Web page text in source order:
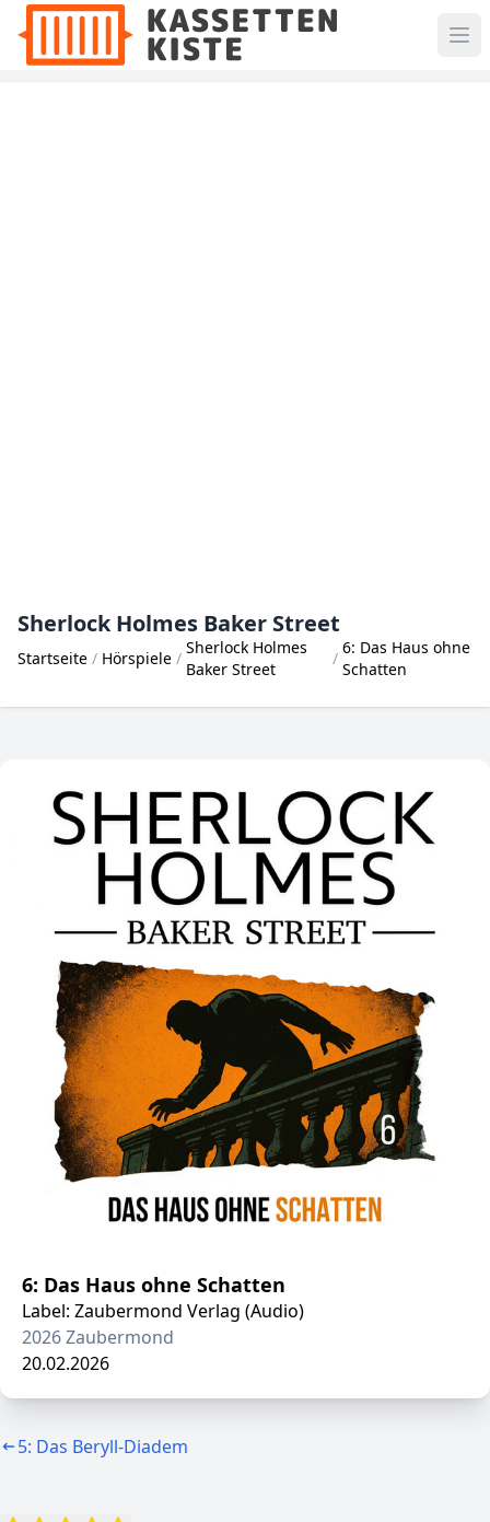
Sherlock Holmes Baker Street
Startseite Hörspiele
Sherlock Holmes
Baker Street
6: Das Haus ohne
Schatten
6: Das Haus ohne Schatten
Label: Zaubermond Verlag (Audio)
2026 Zaubermond
20.02.2026
5: Das Beryll-Diadem